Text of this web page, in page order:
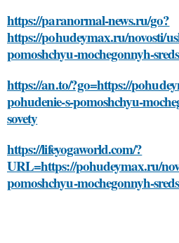
https://paranormal-news.ru/go?
https://pohudeymax.ru/novosti/
pomoshchyu-mochegonnyh-
https://an.to/?go=https://
pohudenie-s-pomoshchyu-
sovety
https://lifeyogaworld.com/?
URL=https://pohudeymax.ru/
pomoshchyu-mochegonnyh-